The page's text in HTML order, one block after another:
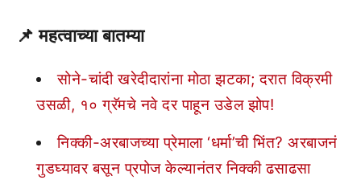
📌 महत्वाच्या बातम्या
सोने-चांदी खरेदीदारांना मोठा झटका; दरात विक्रमी
उसळी, १० ग्रॅमचे नवे दर पाहून उडेल झोप!
निक्की-अरबाजच्या प्रेमाला ‘धर्मा’ची भिंत? अरबाजनं
गुडघ्यावर बसून प्रपोज केल्यानंतर निक्की ढसाढसा